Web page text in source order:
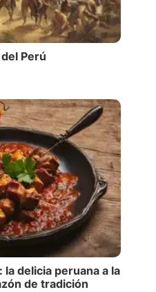
Perú
delicia peruana a la
de tradición